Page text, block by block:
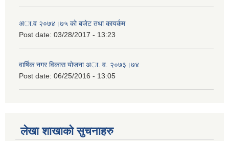
अा.व २०७४।७५ काे बजेट तथा कायर्कम
Post date: 03/28/2017 - 13:23
वार्षिक नगर विकास योजना अा. व. २०७३।७४
Post date: 06/25/2016 - 13:05
लेखा शाखाको सुचनाहरु